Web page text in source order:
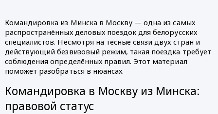
Командировка из Минска в Москву — одна из самых
распространённых деловых поездок для белорусских
специалистов. Несмотря на тесные связи двух стран и
действующий безвизовый режим, такая поездка требует
соблюдения определённых правил. Этот материал
поможет разобраться в нюансах.
Командировка в Москву из Минска:
правовой статус